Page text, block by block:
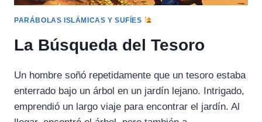
PARÁBOLAS ISLÁMICAS Y SUFÍES
La Búsqueda del Tesoro
Un hombre soñó repetidamente que un tesoro estaba
enterrado bajo un árbol en un jardín lejano. Intrigado,
emprendió un largo viaje para encontrar el jardín. Al